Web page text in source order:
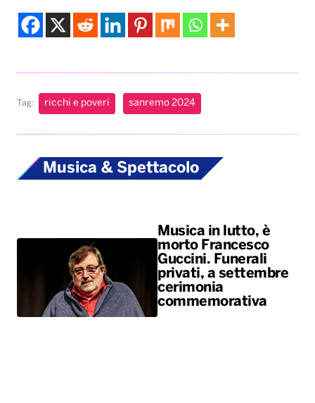
Tag: ricchi e poveri sanremo 2024
Musica & Spettacolo
Musica in lutto, è
morto Francesco
Guccini. Funerali
privati, a settembre
cerimonia
commemorativa